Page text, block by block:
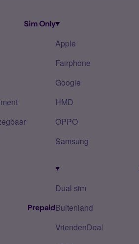
Sim Only
Prepaid
Apple
Fairphone
Google
HMD
OPPO
Samsung
Dual sim
Buitenland
VriendenDeal